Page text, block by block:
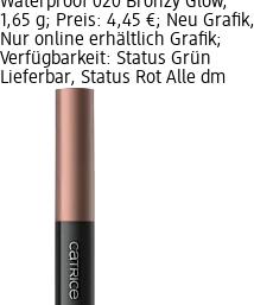
1,65 g; Preis: 4,45 €; Neu Grafik,
Nur online erhältlich Grafik;
Verfügbarkeit: Status Grün
Lieferbar, Status Rot Alle dm